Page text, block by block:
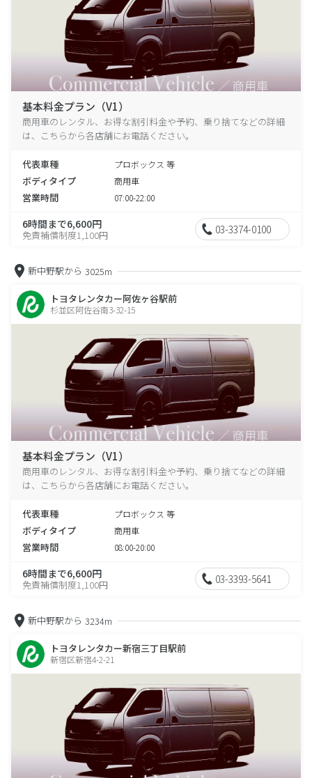
基本料金プラン（V1）
商用車のレンタル、お得な割引料金や予約、乗り捨てなどの詳細
は、こちらから各店舗にお電話ください。
代表車種 プロボックス 等
ボディタイプ 商用車
営業時間 07:00-22:00
6時間まで6,600円
免責補償制度1,100円 03-3374-0100
新中野駅から 3025m
トヨタレンタカー阿佐ヶ谷駅前
杉並区阿佐谷南3-32-15
基本料金プラン（V1）
商用車のレンタル、お得な割引料金や予約、乗り捨てなどの詳細
は、こちらから各店舗にお電話ください。
代表車種 プロボックス 等
ボディタイプ 商用車
営業時間 08:00-20:00
6時間まで6,600円
免責補償制度1,100円 03-3393-5641
新中野駅から 3234m
トヨタレンタカー新宿三丁目駅前
新宿区新宿4-2-21